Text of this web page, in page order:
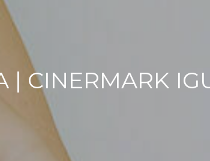
| CINERMARK